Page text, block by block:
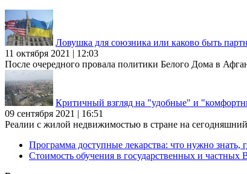
Ловушка для союзника или каково быть
11 октября 2021 | 12:03
После очередного провала политики Белого Дома в
Критичный взгляд на "удобные" и
09 сентября 2021 | 16:51
Реалии с жилой недвижимостью в стране на
Программа доступные лекарства: что нужно знать,
Стоимость обучения в государственных и